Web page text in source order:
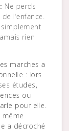
Ne perds
l’enfance.
rien
marches a
: lors
études,
ou
pour elle.
même
a décroché